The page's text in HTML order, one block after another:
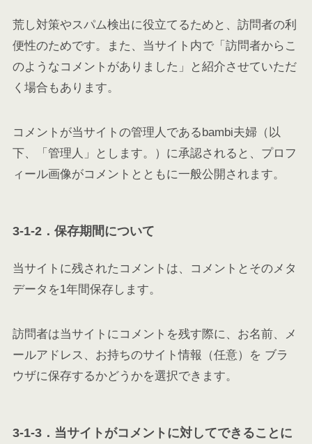
荒し対策やスパム検出に役立てるためと、訪問者の利
便性のためです。また、当サイト内で「訪問者からこ
のようなコメントがありました」と紹介させていただ
く場合もあります。
コメントが当サイトの管理人であるbambi夫婦（以
下、「管理人」とします。）に承認されると、プロフ
ィール画像がコメントとともに一般公開されます。
3-1-2．保存期間について
当サイトに残されたコメントは、コメントとそのメタ
データを1年間保存します。
訪問者は当サイトにコメントを残す際に、お名前、メ
ールアドレス、お持ちのサイト情報（任意）を ブラ
ウザに保存するかどうかを選択できます。
3-1-3．当サイトがコメントに対してできることに